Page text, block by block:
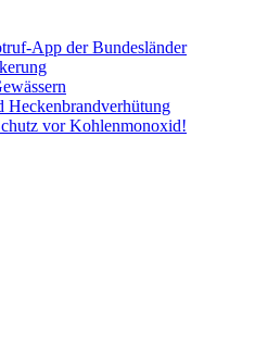
App der Bundesländer
Heckenbrandverhütung
vor Kohlenmonoxid!